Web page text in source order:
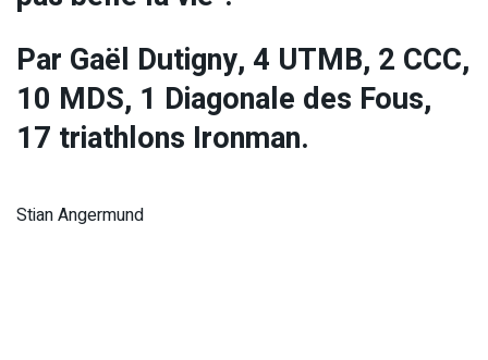
Par Gaël Dutigny, 4 UTMB, 2 CCC,
10 MDS, 1 Diagonale des Fous,
17 triathlons Ironman.
Stian Angermund